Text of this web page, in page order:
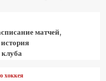
матчей,
хоккея